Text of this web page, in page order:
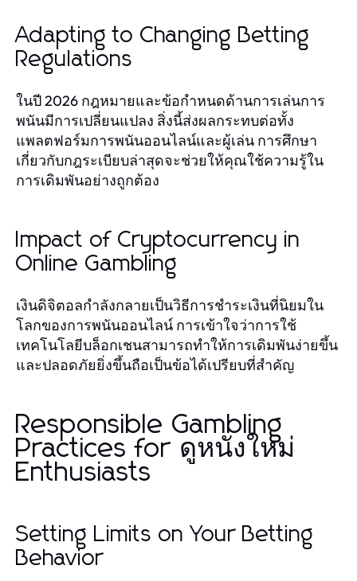
Adapting to Changing Betting
Regulations
ในปี 2026 กฎหมายและข้อกำหนดด้านการเล่นการ
พนันมีการเปลี่ยนแปลง สิ่งนี้ส่งผลกระทบต่อทั้ง
แพลตฟอร์มการพนันออนไลน์และผู้เล่น การศึกษา
เกี่ยวกับกฎระเบียบล่าสุดจะช่วยให้คุณใช้ความรู้ใน
การเดิมพันอย่างถูกต้อง
Impact of Cryptocurrency in
Online Gambling
เงินดิจิตอลกำลังกลายเป็นวิธีการชำระเงินที่นิยมใน
โลกของการพนันออนไลน์ การเข้าใจว่าการใช้
เทคโนโลยีบล็อกเชนสามารถทำให้การเดิมพันง่ายขึ้น
และปลอดภัยยิ่งขึ้นถือเป็นข้อได้เปรียบที่สำคัญ
Responsible Gambling
Practices for ดูหนังใหม่
Enthusiasts
Setting Limits on Your Betting
Behavior